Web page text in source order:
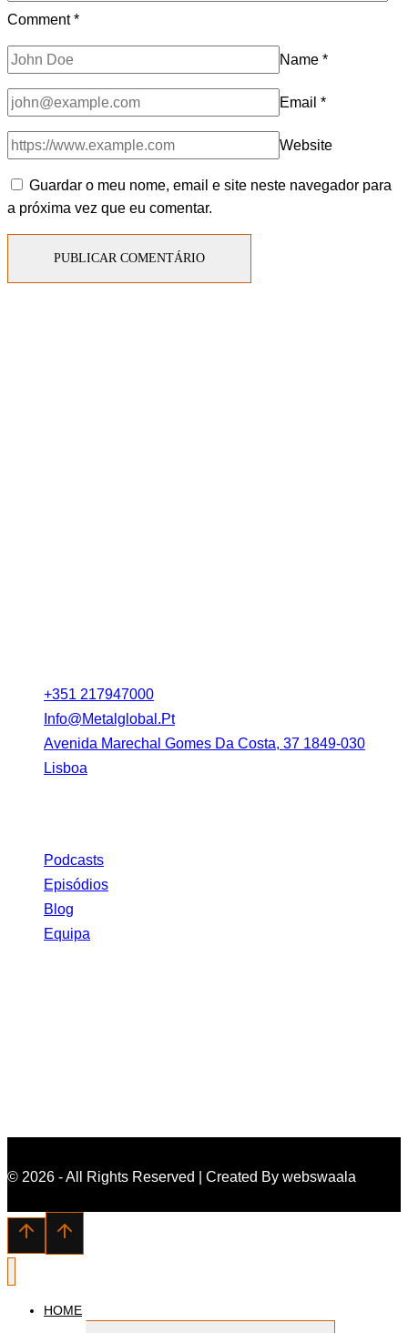
Comment*
Name *
Email *
Website
Guardar o meu nome, email e site neste navegador para
a próxima vez que eu comentar.
+351 217947000
Info@metalglobal.pt
Avenida Marechal Gomes Da Costa, 37 1849-030
Lisboa
Podcasts
Episódios
Blog
Equipa
© 2026 - All Rights Reserved | Created By webswaala
HOME